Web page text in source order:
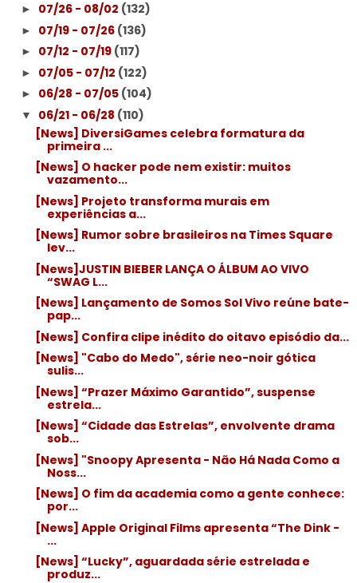
► 07/26 - 08/02 (132)
► 07/19 - 07/26 (136)
► 07/12 - 07/19 (117)
► 07/05 - 07/12 (122)
► 06/28 - 07/05 (104)
▼ 06/21 - 06/28 (110)
[News] DiversiGames celebra formatura da
primeira ...
[News] O hacker pode nem existir: muitos
vazamento...
[News] Projeto transforma murais em
experiências a...
[News] Rumor sobre brasileiros na Times Square
lev...
[News]JUSTIN BIEBER LANÇA O ÁLBUM AO VIVO
“SWAG L...
[News] Lançamento de Somos Sol Vivo reúne bate-
pap...
[News] Confira clipe inédito do oitavo episódio da...
[News] "Cabo do Medo", série neo-noir gótica
sulis...
[News] “Prazer Máximo Garantido”, suspense
estrela...
[News] “Cidade das Estrelas”, envolvente drama
sob...
[News] "Snoopy Apresenta - Não Há Nada Como a
Noss...
[News] O fim da academia como a gente conhece:
por...
[News] Apple Original Films apresenta “The Dink -
...
[News] “Lucky”, aguardada série estrelada e
produz...